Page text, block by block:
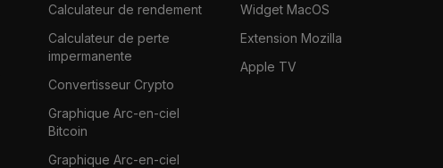
Calculateur de rendement
Calculateur de perte
impermanente
Convertisseur Crypto
Graphique Arc-en-ciel
Bitcoin
Graphique Arc-en-ciel
Widget MacOS
Extension Mozilla
Apple TV